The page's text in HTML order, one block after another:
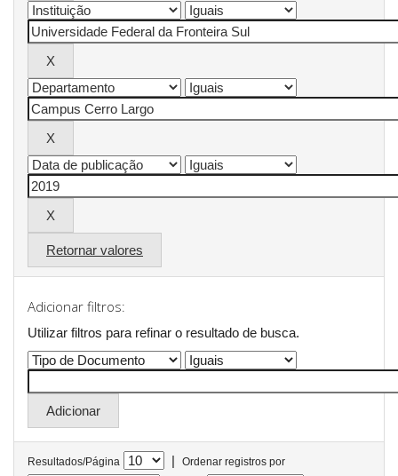
Retornar valores
Adicionar filtros:
Utilizar filtros para refinar o resultado de busca.
Resultados/Página |
Ordenar registros por